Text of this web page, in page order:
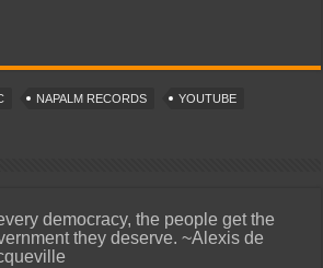
NAPALM RECORDS YOUTUBE
democracy, the people get the
they deserve. ~Alexis de